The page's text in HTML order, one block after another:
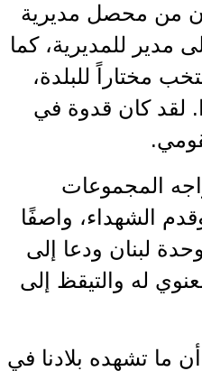
من محصل مديرية
مدير للمديرية، كما
مختاراً للبلدة،
لقد كان قدوة في
المجموعات
الشهداء، واصفًا
لبنان ودعا إلى
له والتيقظ إلى
ما تشهده بلادنا في